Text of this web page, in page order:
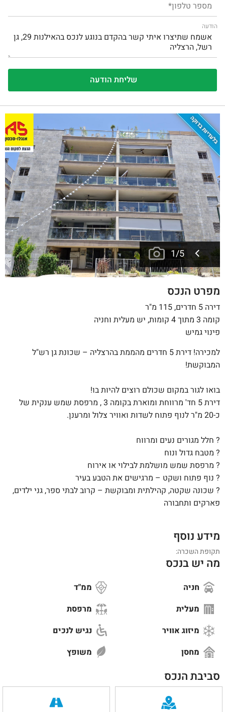
הודעה
בלעדיות בדוקה
1/5
מפרט הנכס
דירה 5 חדרים, 115 מ"ר
קומה 3 מתוך 4 קומות, יש מעלית וחניה
פינוי גמיש
למכירה! דירת 5 חדרים מהממת בהרצליה – שכונת גן רש"ל
המבוקשת!
בואו לגור במקום שכולם רוצים להיות בו!
דירת 5 חד' מרווחת ומוארת בקומה 3 , מרפסת שמש ענקית של
כ-20 מ"ר לנוף פתוח לשדות ואוויר צלול ומרענן.
? חלל מגורים נעים ומרווח
? מטבח גדול ונוח
? מרפסת שמש מושלמת לבילוי או אירוח
? נוף פתוח ושקט – מרגישים את הטבע בעיר
? שכונה שקטה, קהילתית ומבוקשת – קרוב לבתי ספר, גני ילדים,
פארקים ותחבורה
מידע נוסף
תקופת השכרה:
מה יש בנכס
חניה
ממ"ד
מעלית
מרפסת
מיזוג אוויר
נגיש לנכים
מחסן
משופץ
סביבת הנכס